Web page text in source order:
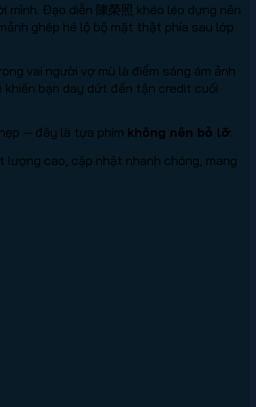
Đạo diễn 陳榮照 khéo léo dựng nên
ghép hé lộ bộ mặt thật phía sau lớp
vai người vợ mù là điểm sáng ám ảnh
bạn day dứt đến tận credit cuối
— đây là tựa phim không nên bỏ lỡ.
cao, cập nhật nhanh chóng, mang